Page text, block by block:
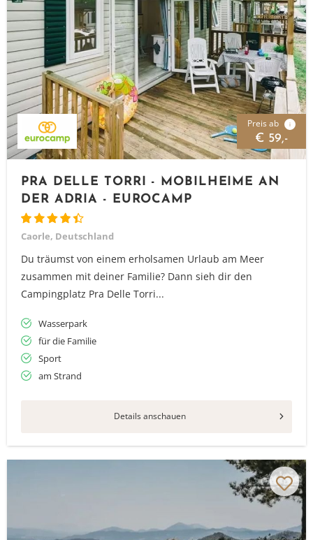
Preis ab i
€ 59,-
PRA DELLE TORRI - MOBILHEIME AN
DER ADRIA - EUROCAMP
Caorle, Deutschland
Du träumst von einem erholsamen Urlaub am Meer
zusammen mit deiner Familie? Dann sieh dir den
Campingplatz Pra Delle Torri...
Wasserpark
für die Familie
Sport
am Strand
Details anschauen